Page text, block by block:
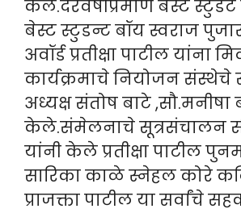
केले.दरवर्षीप्रमाणे बेस्ट
बेस्ट स्टुडन्ट बॉय स्वराज
अवॉर्ड प्रतीक्षा पाटील यांना
कार्यक्रमाचे नियोजन संस्थेचे
अध्यक्ष संतोष बाटे ,सौ.मनीषा
केले.संमेलनाचे सूत्रसंचालन
यांनी केले प्रतीक्षा पाटील
सारिका काळे स्नेहल कोरे
प्राजक्ता पाटील या सर्वांचे